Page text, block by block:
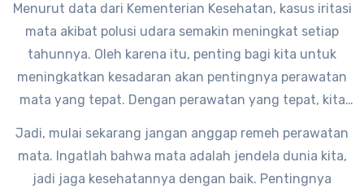
Menurut data dari Kementerian Kesehatan, kasus iritasi
mata akibat polusi udara semakin meningkat setiap
tahunnya. Oleh karena itu, penting bagi kita untuk
meningkatkan kesadaran akan pentingnya perawatan
mata yang tepat. Dengan perawatan yang tepat, kita
mata kita dengan baik.
Jadi, mulai sekarang jangan anggap remeh perawatan
mata. Ingatlah bahwa mata adalah jendela dunia kita,
jadi jaga kesehatannya dengan baik. Pentingnya